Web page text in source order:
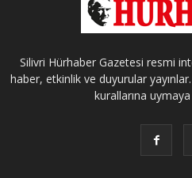
Silivri Hürhaber Gazetesi resmi
haber, etkinlik ve duyurular
kurallarına